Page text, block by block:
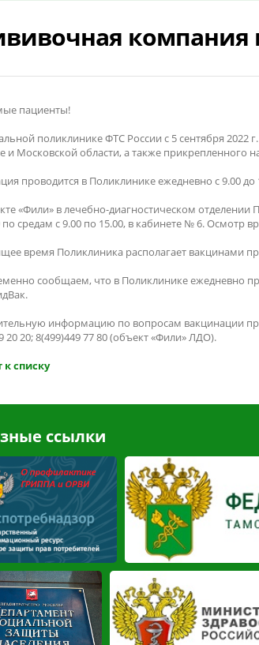
компания
пациенты!
поликлинике ФТС России с 5 сентября
и Московской области, а также прикрепленного
проводится в Поликлинике ежедневно с 9.00
«Фили» в лечебно-диагностическом
по средам с 9.00 по 15.00, в кабинете № 6. Осмотр
время Поликлиника располагает вакцинами
сообщаем, что в Поликлинике ежедневно
информацию по вопросам вакцинации
20 20; 8(499)449 77 80 (объект «Фили» ЛДО).
списку
ссылки